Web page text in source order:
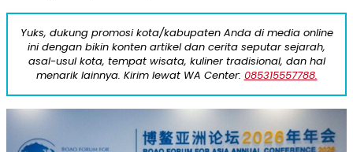
Yuks, dukung promosi kota/kabupaten Anda di media online
ini dengan bikin konten artikel dan cerita seputar sejarah,
asal-usul kota, tempat wisata, kuliner tradisional, dan hal
menarik lainnya. Kirim lewat WA Center: 085315557788.